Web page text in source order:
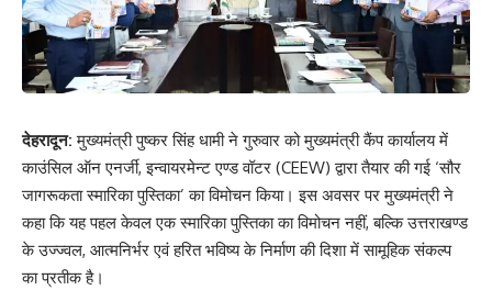
देहरादून:मुख्यमंत्री पुष्कर सिंह धामी ने गुरुवार को मुख्यमंत्री कैंप कार्यालय में
काउंसिल ऑन एनर्जी, इन्वायरमेन्ट एण्ड वॉटर (CEEW) द्वारा तैयार की गई ‘सौर
जागरूकता स्मारिका पुस्तिका’ का विमोचन किया। इस अवसर पर मुख्यमंत्री ने
कहा कि यह पहल केवल एक स्मारिका पुस्तिका का विमोचन नहीं, बल्कि उत्तराखण्ड
के उज्ज्वल, आत्मनिर्भर एवं हरित भविष्य के निर्माण की दिशा में सामूहिक संकल्प
का प्रतीक है।